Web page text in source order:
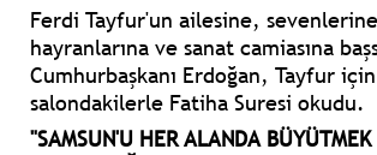
Ferdi Tayfur'un ailesine,
hayranlarına ve sanat camiasına
Cumhurbaşkanı Erdoğan, Tayfur için
salondakilerle Fatiha Suresi okudu.
"SAMSUN'U HER ALANDA